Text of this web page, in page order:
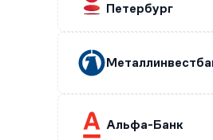
Петербург
Альфа-Банк